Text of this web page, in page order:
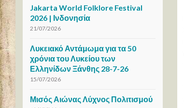
Jakarta World Folklore Festival
2026 | Ινδονησία
21/07/2026
Λυκειακό Αντάμωμα για τα 50
χρόνια του Λυκείου των
Ελληνίδων Ξάνθης 28-7-26
15/07/2026
Μισός Αιώνας Λύχνος Πολιτισμού